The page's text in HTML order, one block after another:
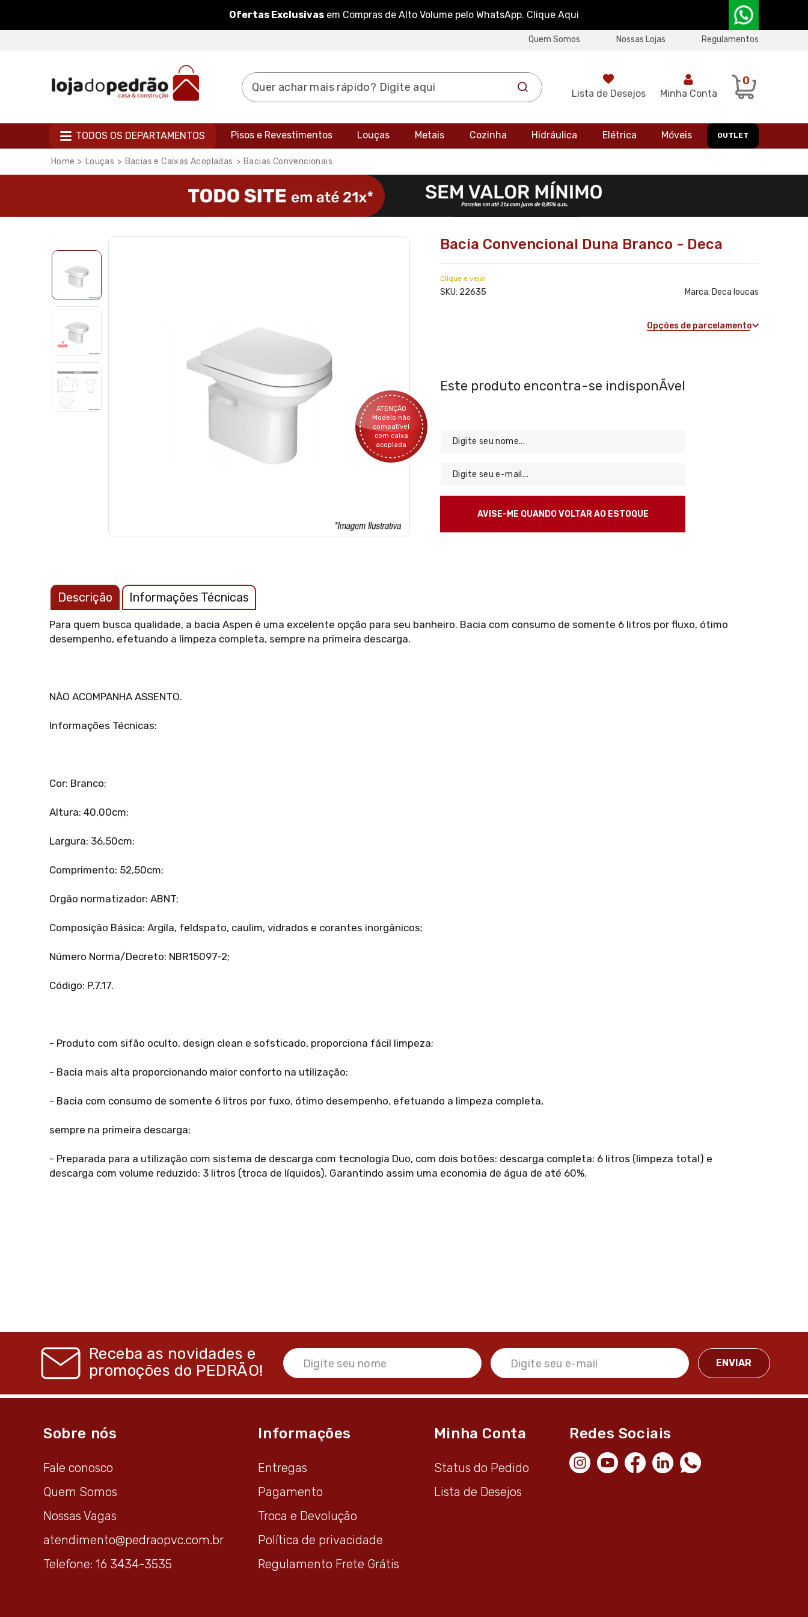
Ofertas Exclusivas em Compras de Alto Volume pelo WhatsApp. Clique Aqui
Quem Somos Nossas Lojas Regulamentos
Lista de Desejos Minha Conta
0
TODOS OS DEPARTAMENTOS OUTLET
Pisos e Revestimentos Louças Metais Cozinha Hidráulica Elétrica Móveis
Louças Bacias e Caixas Acopladas Bacias Convencionais
ATENÇÃO
Modelo não
compatível
com caixa
acoplada
Bacia Convencional Duna Branco - Deca
Clique e veja!
SKU: 22635 Marca: Deca loucas
Opções de parcelamento
Descrição Informações Técnicas
Para quem busca qualidade, a bacia Aspen é uma excelente opção para seu banheiro. Bacia com consumo de somente 6 litros por fluxo, ótimo
desempenho, efetuando a limpeza completa, sempre na primeira descarga.
NÃO ACOMPANHA ASSENTO.
Informações Técnicas:
Cor: Branco;
Altura: 40,00cm;
Largura: 36,50cm;
Comprimento: 52,50cm;
Orgão normatizador: ABNT;
Composição Básica: Argila, feldspato, caulim, vidrados e corantes inorgânicos;
Número Norma/Decreto: NBR15097-2;
Código: P.7.17.
- Produto com sifão oculto, design clean e sofsticado, proporciona fácil limpeza;
- Bacia mais alta proporcionando maior conforto na utilização;
- Bacia com consumo de somente 6 litros por fuxo, ótimo desempenho, efetuando a limpeza completa,
sempre na primeira descarga;
- Preparada para a utilização com sistema de descarga com tecnologia Duo, com dois botões: descarga completa: 6 litros (limpeza total) e
descarga com volume reduzido: 3 litros (troca de líquidos). Garantindo assim uma economia de água de até 60%.
Receba as novidades e
promoções do PEDRÃO!
Sobre nós
Fale conosco
Quem Somos
Nossas Vagas
atendimento@pedraopvc.com.br
Telefone: 16 3434-3535
Informações
Entregas
Pagamento
Troca e Devolução
Política de privacidade
Regulamento Frete Grátis
Minha Conta
Status do Pedido
Lista de Desejos
Redes Sociais